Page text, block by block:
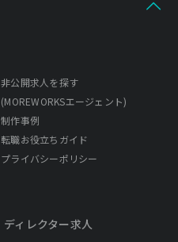
非公開求人を探す
(MOREWORKSエージェント)
制作事例
転職お役立ちガイド
プライバシーポリシー
ディレクター求人